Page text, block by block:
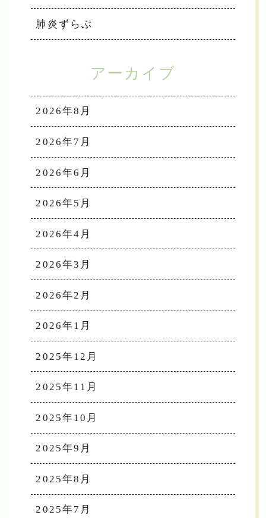
肺炎ずらぶ
アーカイブ
2026年8月
2026年7月
2026年6月
2026年5月
2026年4月
2026年3月
2026年2月
2026年1月
2025年12月
2025年11月
2025年10月
2025年9月
2025年8月
2025年7月